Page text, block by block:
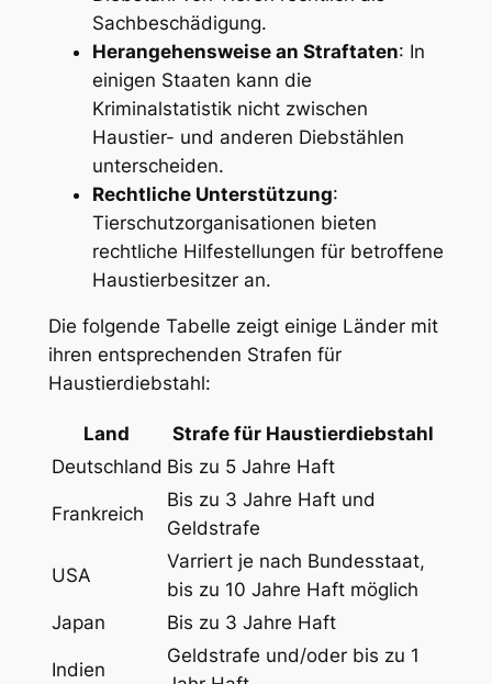
Sachbeschädigung.
Herangehensweise an Straftaten: In
einigen ⁣Staaten kann die⁤
Kriminalstatistik nicht zwischen
Haustier- und anderen Diebstählen
unterscheiden.
Rechtliche Unterstützung:
Tierschutzorganisationen bieten
rechtliche Hilfestellungen für betroffene
Haustierbesitzer an.
Die folgende Tabelle zeigt ‍einige Länder mit
ihren entsprechenden Strafen für
Haustierdiebstahl:
Land
Strafe für Haustierdiebstahl
Deutschland Bis zu 5 Jahre Haft
Frankreich
Bis zu 3 Jahre Haft und
‌Geldstrafe
USA
Varriert je nach Bundesstaat,
bis zu 10 Jahre Haft möglich
Japan
Bis zu 3 Jahre Haft
Indien
Geldstrafe und/oder bis zu 1